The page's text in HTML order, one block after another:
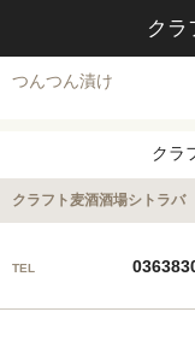
クラ
つんつん漬け
クラ
クラフト麦酒酒場シトラバ
TEL